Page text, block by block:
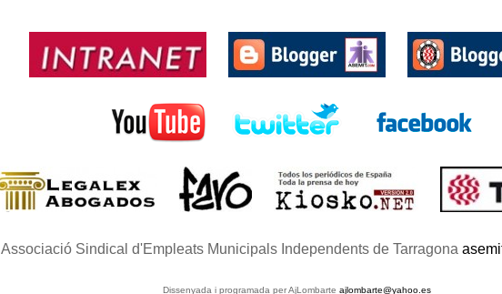
Associació Sindical d'Empleats Municipals Independents de Tarragona
Dissenyada i programada per AjLombarte ajlombarte@yahoo.es